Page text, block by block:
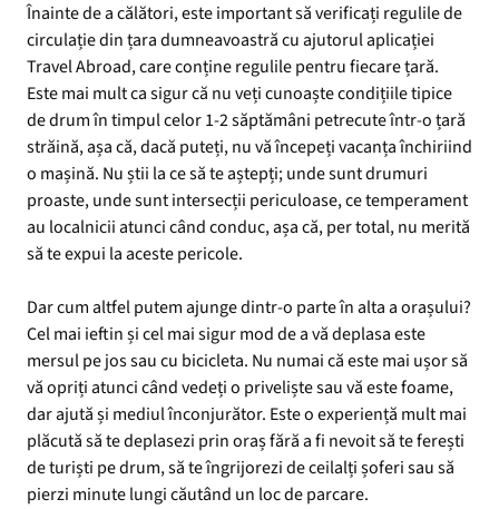
Înainte de a călători, este important să verificați regulile de
circulație din țara dumneavoastră cu ajutorul aplicației
Travel Abroad, care conține regulile pentru fiecare țară.
Este mai mult ca sigur că nu veți cunoaște condițiile tipice
de drum în timpul celor 1-2 săptămâni petrecute într-o țară
străină, așa că, dacă puteți, nu vă începeți vacanța închiriind
o mașină. Nu știi la ce să te aștepți; unde sunt drumuri
proaste, unde sunt intersecții periculoase, ce temperament
au localnicii atunci când conduc, așa că, per total, nu merită
să te expui la aceste pericole.
Dar cum altfel putem ajunge dintr-o parte în alta a orașului?
Cel mai ieftin și cel mai sigur mod de a vă deplasa este
mersul pe jos sau cu bicicleta. Nu numai că este mai ușor să
vă opriți atunci când vedeți o priveliște sau vă este foame,
dar ajută și mediul înconjurător. Este o experiență mult mai
plăcută să te deplasezi prin oraș fără a fi nevoit să te ferești
de turiști pe drum, să te îngrijorezi de ceilalți șoferi sau să
pierzi minute lungi căutând un loc de parcare.